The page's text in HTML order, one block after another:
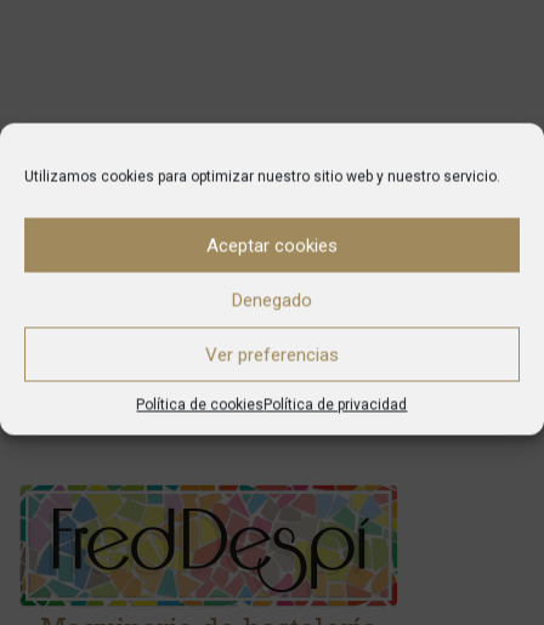
Utilizamos cookies para optimizar nuestro sitio web y nuestro servicio.
Aceptar cookies
Denegado
Ver preferencias
Política de cookiesPolítica de privacidad